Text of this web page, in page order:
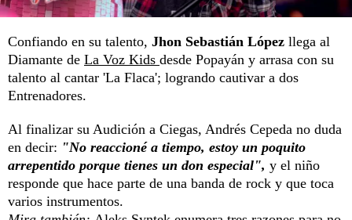
Confiando en su talento, Jhon Sebastián López llega al
Diamante de La Voz Kids desde Popayán y arrasa con su
talento al cantar 'La Flaca'; logrando cautivar a dos
Entrenadores.
Al finalizar su Audición a Ciegas, Andrés Cepeda no duda
en decir: "No reaccioné a tiempo, estoy un poquito
arrepentido porque tienes un don especial", y el niño
responde que hace parte de una banda de rock y que toca
varios instrumentos.